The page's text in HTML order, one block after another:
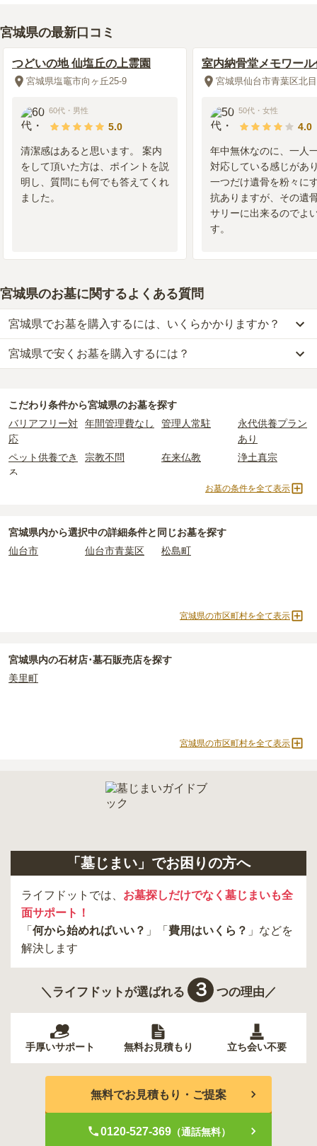
宮城県の最新口コミ
つどいの地 仙塩丘の上霊園
宮城県塩竈市向ヶ丘25-9
60代 ・ 男性
5.0
清潔感はあると思います。 案内
をして頂いた方は、ポイントを説
明し、質問にも何でも答えてくれ
ました。
室内納骨堂メモワー
宮城県仙台市青葉区北
50代 ・ 女性
4.0
年中無休なのに、一人
対応している感じがあ
一つだけ遺骨を粉々に
抗ありますが、その遺
サリーに出来るのでよ
す。
宮城県のお墓に関するよくある質問
宮城県でお墓を購入するには、いくらかかりますか？
宮城県での購入費用の目安は、一般墓が約207万円、樹木葬が約62
万円、納骨堂が約54万円、永代供養墓が約43万円です。
2つが主な費用となります。
の一般墓の永代使用料の平均は44万円 で、墓石代は 宮城県の
平均
です。いずれも区画の広さや墓石の大きさ・素材に
樹木葬・納骨堂・永代供養墓は、基本的に墓石代がかからず、永代
・開眼法要の費用 ：お墓を新しく建てた際に行う儀式のための費
・納骨式の費用
：お墓に遺骨を納める儀式のための費用。僧侶に渡
現地見学では、担当者に「提示金額以外にかかる費用はないか」を
必ず確認することをおすすめします。
宮城県で安くお墓を購入するには？
で、6000円(墓石代別)からお求めいただけます。
する「合祀墓（ごうしぼ）」と呼ばれるタイプです。個別のお墓に
比べて省スペースで管理の手間がかからないため、費用が安く設定
されています。
価格の目安は、1名あたり5万円〜30万円程度です。
お墓を探すのがおすすめです。
こだわり条件から宮城県のお墓を探す
バリアフリー対
応
年間管理費なし 管理人常駐
永代供養プラン
あり
ペット供養でき
る
宗教不問 在来仏教 浄土真宗
浄土宗
創価学会
樹木葬 納骨堂
公営霊園
民営霊園 寺院墓地
お墓の条件を全て表示
宮城県内から選択中の詳細条件と同じお墓を探す
仙台市
仙台市青葉区 松島町
宮城県の市区町村を全て表示
宮城県内の石材店･墓石販売店を探す
美里町
宮城県の市区町村を全て表示
「墓じまい」でお困りの方へ
ライフドットでは、 お墓探しだけでなく墓じまいも全
面サポート！
「 何から始めればいい？ 」「 費用はいくら？ 」などを
解決します
＼ライフドットが選ばれる ３ つの理由／
手厚いサポート 無料お見積もり 立ち会い不要
無料でお見積もり・ご提案
0120-527-369（通話無料）